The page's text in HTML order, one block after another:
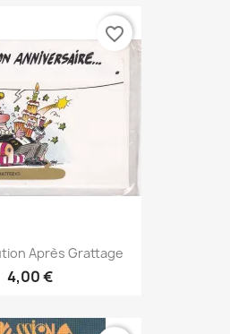
Après Grattage
4,00 €
favorite_border